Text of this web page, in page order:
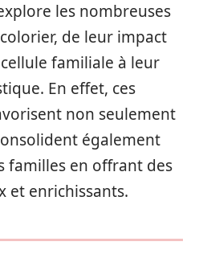
les nombreuses
de leur impact
familiale à leur
En effet, ces
non seulement
également
familles en offrant des
et enrichissants.